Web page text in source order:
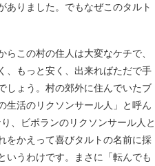
ありました。でもなぜこのタルト
この村の住人は大変なケチで、
、もっと安く、出来ればただで手
ょう。村の郊外に住んでいたブ
生活のリクソンサール人」と呼ん
、ビポランのリクソンサール人と
をかえって喜びタルトの名前に採
いうわけです。まさに「転んでも